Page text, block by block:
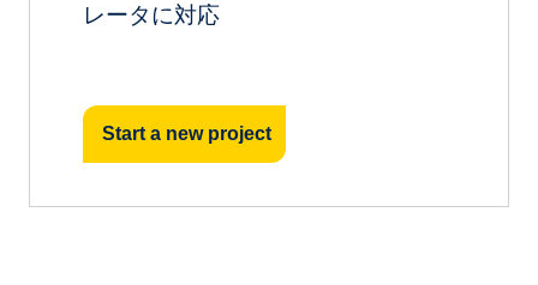
レータに対応
Start a new project